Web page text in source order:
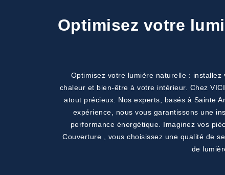
Optimisez votre
Optimisez votre lumière naturelle :
chaleur et bien-être à votre intérieur. Chez
atout précieux. Nos experts, basés à Sainte
expérience, nous vous garantissons une
performance énergétique. Imaginez vos
Couverture , vous choisissez une qualité de
de